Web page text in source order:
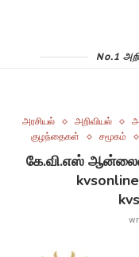
No.1
அரசியல் அறிவியல்
குழந்தைகள்
சமூகம்
கே.வி.எஸ்